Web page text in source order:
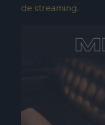
de streaming.